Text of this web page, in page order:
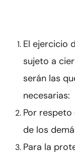
El ejercicio
sujeto a
serán las
necesarias:
Por
de los
Para la